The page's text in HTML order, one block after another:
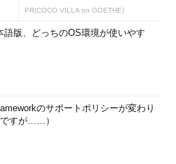
PR(COCO VILLA on GOETHE)
語版、どっちのOS環境が使いやす
のサポートポリシーが変わり
すが……）